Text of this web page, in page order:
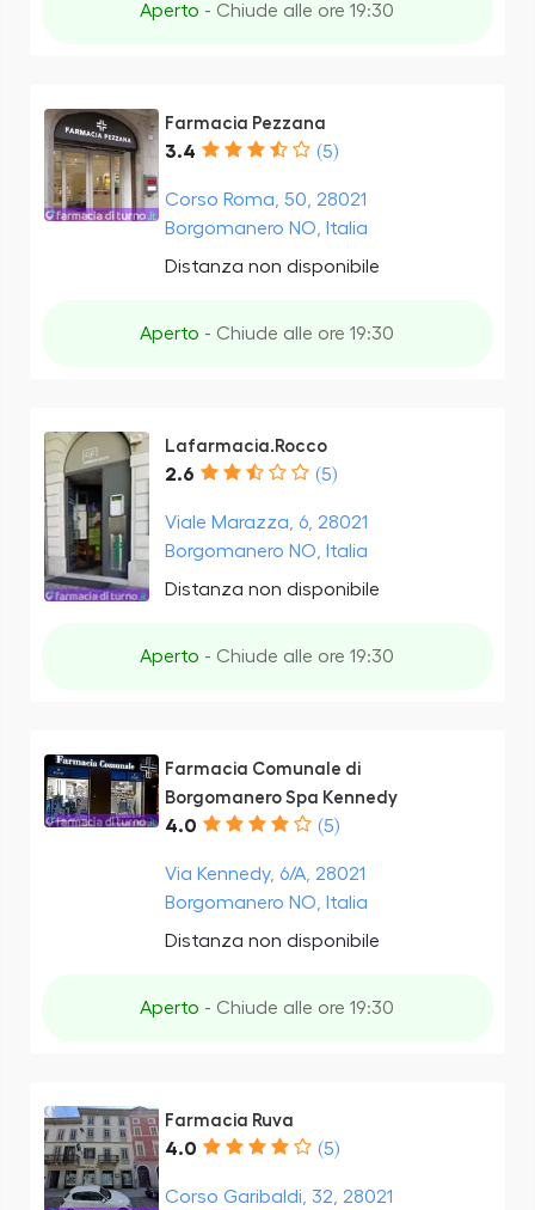
Aperto - Chiude alle ore 19:30
Farmacia Pezzana
3.4 (5)
Corso Roma, 50, 28021
Borgomanero NO, Italia
Distanza non disponibile
Aperto - Chiude alle ore 19:30
Lafarmacia.Rocco
2.6 (5)
Viale Marazza, 6, 28021
Borgomanero NO, Italia
Distanza non disponibile
Aperto - Chiude alle ore 19:30
Farmacia Comunale di
Borgomanero Spa Kennedy
4.0 (5)
Via Kennedy, 6/A, 28021
Borgomanero NO, Italia
Distanza non disponibile
Aperto - Chiude alle ore 19:30
Farmacia Ruva
4.0 (5)
Corso Garibaldi, 32, 28021